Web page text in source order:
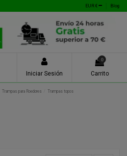
EUR € Blog
Iniciar Sesión
0
Carrito
Trampas para Roedores Trampas topos